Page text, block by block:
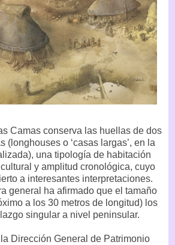
Camas conserva las huellas de dos
(longhouses o ‘casas largas’, en la
una tipología de habitación
y amplitud cronológica, cuyo
a interesantes interpretaciones.
general ha afirmado que el tamaño
a los 30 metros de longitud) los
singular a nivel peninsular.
Dirección General de Patrimonio